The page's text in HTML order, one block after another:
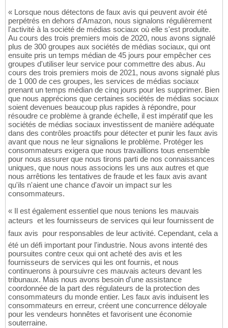
« Lorsque nous détectons de faux avis qui peuvent avoir été
perpétrés en dehors d'Amazon, nous signalons régulièrement
l'activité à la société de médias sociaux où elle s'est produite.
Au cours des trois premiers mois de 2020, nous avons signalé
plus de 300 groupes aux sociétés de médias sociaux, qui ont
ensuite pris un temps médian de 45 jours pour empêcher ces
groupes d'utiliser leur service pour commettre des abus. Au
cours des trois premiers mois de 2021, nous avons signalé plus
de 1 000 de ces groupes, les services de médias sociaux
prenant un temps médian de cinq jours pour les supprimer. Bien
que nous apprécions que certaines sociétés de médias sociaux
soient devenues beaucoup plus rapides à répondre, pour
résoudre ce problème à grande échelle, il est impératif que les
sociétés de médias sociaux investissent de manière adéquate
dans des contrôles proactifs pour détecter et punir les faux avis
avant que nous ne leur signalions le problème. Protéger les
consommateurs exigera que nous travaillions tous ensemble
pour nous assurer que nous tirons parti de nos connaissances
uniques, que nous nous associons les uns aux autres et que
nous arrêtions les tentatives de fraude et les faux avis avant
qu'ils n'aient une chance d'avoir un impact sur les
consommateurs.
« Il est également essentiel que nous tenions les mauvais
acteurs  et les fournisseurs de services qui leur fournissent de
faux avis  pour responsables de leur activité. Cependant, cela a
été un défi important pour l'industrie. Nous avons intenté des
poursuites contre ceux qui ont acheté des avis et les
fournisseurs de services qui les ont fournis, et nous
continuerons à poursuivre ces mauvais acteurs devant les
tribunaux. Mais nous avons besoin d'une assistance
coordonnée de la part des régulateurs de la protection des
consommateurs du monde entier. Les faux avis induisent les
consommateurs en erreur, créent une concurrence déloyale
pour les vendeurs honnêtes et favorisent une économie
souterraine.